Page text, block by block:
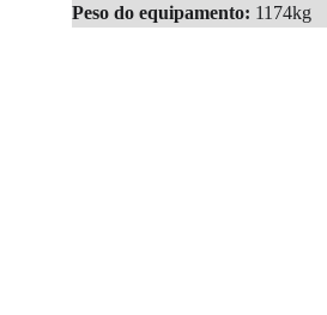
Peso do equipamento: 1174kg